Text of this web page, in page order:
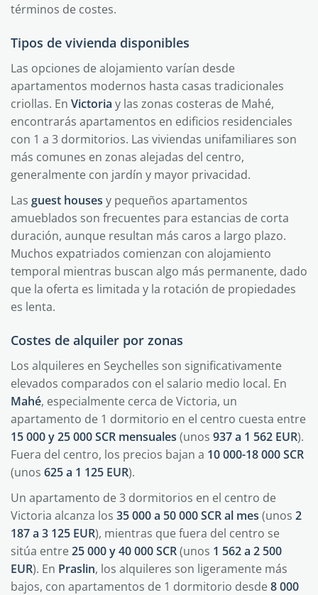
términos de costes.
Tipos de vivienda disponibles
Las opciones de alojamiento varían desde
apartamentos modernos hasta casas tradicionales
criollas. En Victoria y las zonas costeras de Mahé,
encontrarás apartamentos en edificios residenciales
con 1 a 3 dormitorios. Las viviendas unifamiliares son
más comunes en zonas alejadas del centro,
generalmente con jardín y mayor privacidad.
Las guest houses y pequeños apartamentos
amueblados son frecuentes para estancias de corta
duración, aunque resultan más caros a largo plazo.
Muchos expatriados comienzan con alojamiento
temporal mientras buscan algo más permanente, dado
que la oferta es limitada y la rotación de propiedades
es lenta.
Costes de alquiler por zonas
Los alquileres en Seychelles son significativamente
elevados comparados con el salario medio local. En
Mahé, especialmente cerca de Victoria, un
apartamento de 1 dormitorio en el centro cuesta entre
15 000 y 25 000 SCR mensuales (unos 937 a 1 562 EUR).
Fuera del centro, los precios bajan a 10 000-18 000 SCR
(unos 625 a 1 125 EUR).
Un apartamento de 3 dormitorios en el centro de
Victoria alcanza los 35 000 a 50 000 SCR al mes (unos 2
187 a 3 125 EUR), mientras que fuera del centro se
sitúa entre25 000 y 40 000 SCR(unos 1 562 a 2 500
EUR). En Praslin, los alquileres son ligeramente más
bajos, con apartamentos de 1 dormitorio desde8 000